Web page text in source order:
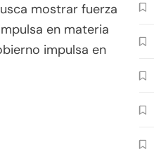
mostrar fuerza
en materia
impulsa en